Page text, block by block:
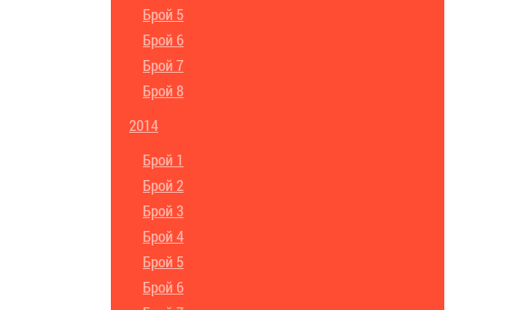
Брой 5
Брой 6
Брой 7
Брой 8
2014
Брой 1
Брой 2
Брой 3
Брой 4
Брой 5
Брой 6